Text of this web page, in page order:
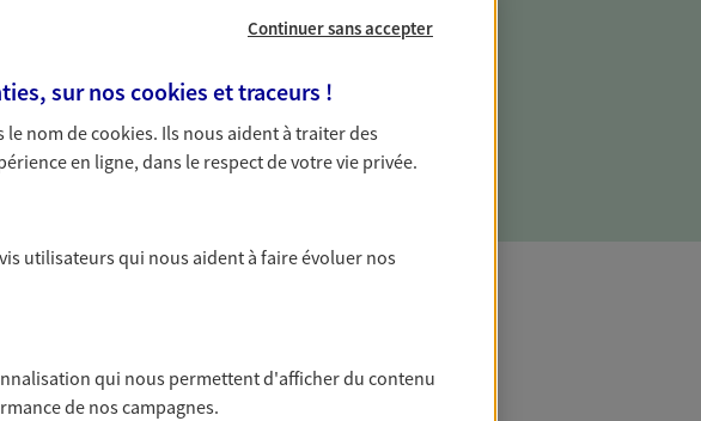
Nous sommes à votre écoute pour vous proposer des
mais aussi les risques liés à votre vie privée. Un seul
interlocuteur pour tous vos besoins, ça change tout.
et Protection
Continuer sans accepter
sur nos cookies et traceurs !
le nom decookies. Ils nous aident à traiter des
en ligne, dans le respect de votre vie privée.
utilisateurs qui nous aident à faire évoluer nos
qui nous permettent d'afficher du contenu
de nos campagnes.